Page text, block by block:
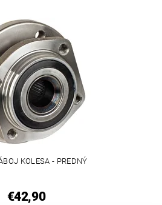
KOLESA - PREDNÝ
€42,90